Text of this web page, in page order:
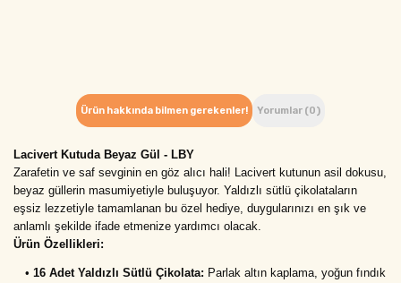
Ürün hakkında bilmen gerekenler! Yorumlar (0)
Lacivert Kutuda Beyaz Gül - LBY
Zarafetin ve saf sevginin en göz alıcı hali! Lacivert kutunun asil dokusu,
beyaz güllerin masumiyetiyle buluşuyor. Yaldızlı sütlü çikolataların
eşsiz lezzetiyle tamamlanan bu özel hediye, duygularınızı en şık ve
anlamlı şekilde ifade etmenize yardımcı olacak.
Ürün Özellikleri:
• 16 Adet Yaldızlı Sütlü Çikolata: Parlak altın kaplama, yoğun fındık